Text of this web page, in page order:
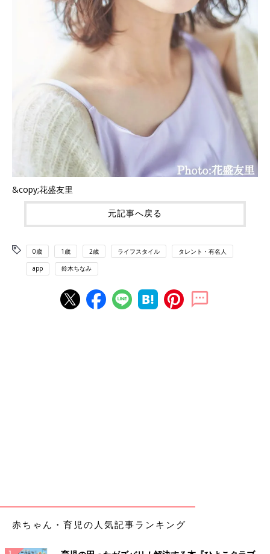
&copy;花盛友里
元記事へ戻る
0歳 1歳 2歳 ライフスタイル タレント・有名人
app 鈴木ちなみ
赤ちゃん・育児の人気記事ランキング